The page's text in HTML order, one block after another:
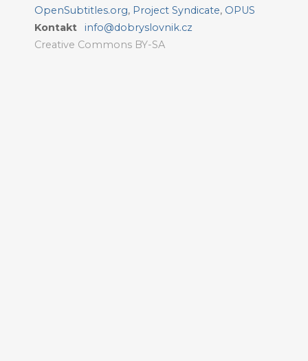
OpenSubtitles.org, Project Syndicate, OPUS
Kontakt
info@dobryslovnik.cz
Creative Commons BY-SA